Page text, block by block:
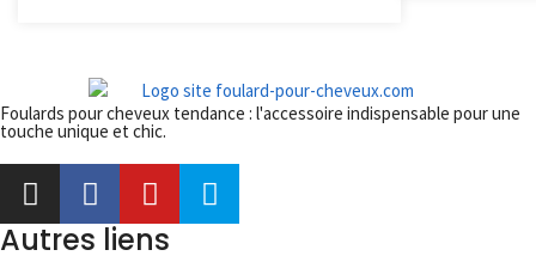
Foulards pour cheveux tendance : l'accessoire indispensable pour une
touche unique et chic.
Autres liens